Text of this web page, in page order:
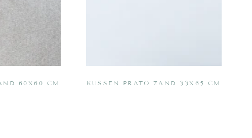
60X60 CM KUSSEN PRATO ZAND 33X65 CM